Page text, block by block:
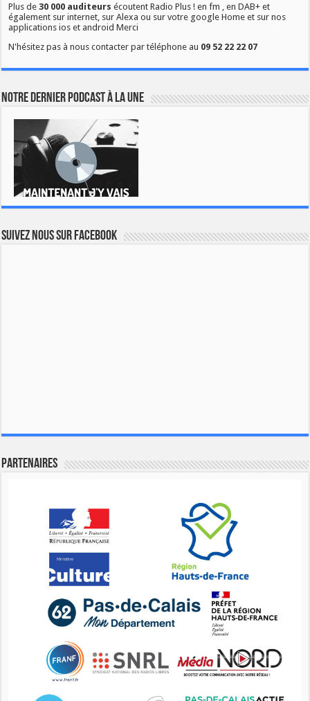
Plus de30 000 auditeurs écoutent Radio Plus ! en fm , en DAB+ et
également sur internet, sur Alexa ou sur votre google Home et sur nos
applications ios et android Merci
N'hésitez pas à nous contacter par téléphone au 09 52 22 22 07
Notre dernier podcast à la une
Suivez nous sur Facebook
Partenaires